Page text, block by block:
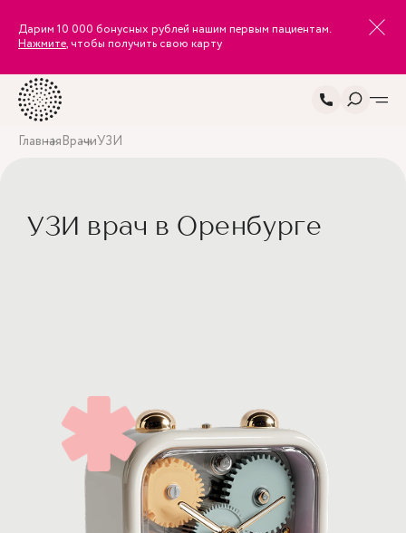
Дарим 10 000 бонусных рублей нашим первым пациентам.
Нажмите, чтобы получить свою карту
ГлавнаяВрачиУЗИ
УЗИ врач в Оренбурге